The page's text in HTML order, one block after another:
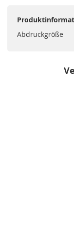
Abdruckgröße